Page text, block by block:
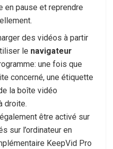
en pause et reprendre
des vidéos à partir
le navigateur
une fois que
concerné, une étiquette
la boîte vidéo
droite.
être activé sur
sur l’ordinateur en
KeepVid Pro